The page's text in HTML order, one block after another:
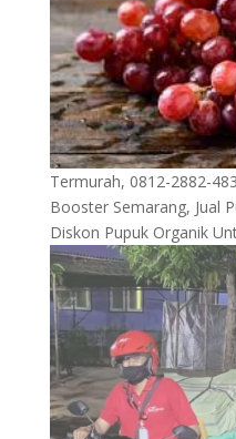
Termurah, 0812-2882-
Booster Semarang, Jual
Diskon Pupuk Organik